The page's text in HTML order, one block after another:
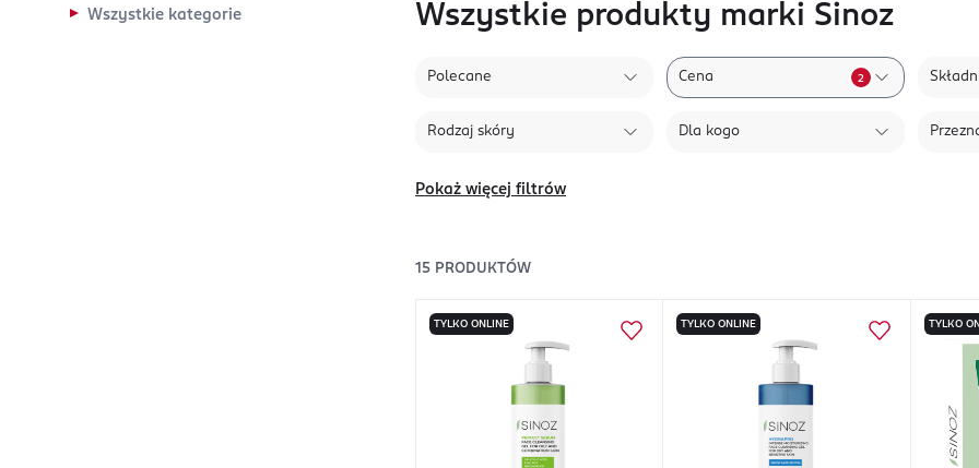
Wszystkie kategorie Wszystkie produkty marki Sinoz
Polecane Cena 2
Rodzaj skóry Dla kogo
Pokaż więcej filtrów
15 PRODUKTÓW
TYLKO ONLINE TYLKO ONLINE TYLKO